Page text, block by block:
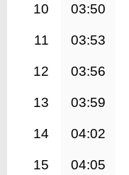
10 03:50
11 03:53
12 03:56
13 03:59
14 04:02
15 04:05